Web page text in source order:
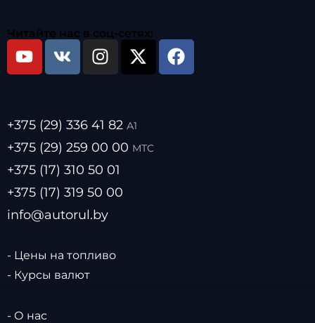
Читайте нас в соц-сетях:
+375 (29) 336 41 82 А1
+375 (29) 259 00 00 МТС
+375 (17) 310 50 01
+375 (17) 319 50 00
info@autorul.by
- Цены на топливо
- Курсы валют
- О нас